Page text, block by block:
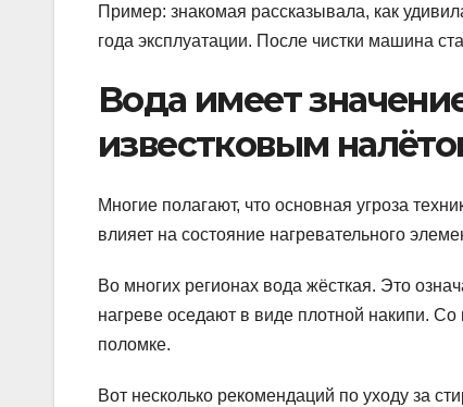
Пример: знакомая рассказывала, как
года эксплуатации. После чистки машина
Вода имеет
известковым
Многие полагают, что основная угроза
влияет на состояние нагревательного
Во многих регионах вода жёсткая. Это
нагреве оседают в виде плотной накипи.
поломке.
Вот несколько рекомендаций по уходу за